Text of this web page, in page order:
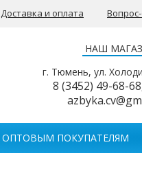
Доставка и оплата
НАШ
г. Тюмень, ул.
8 (3452) 49-68-68
ОПТОВЫМ ПОКУПАТЕЛЯМ